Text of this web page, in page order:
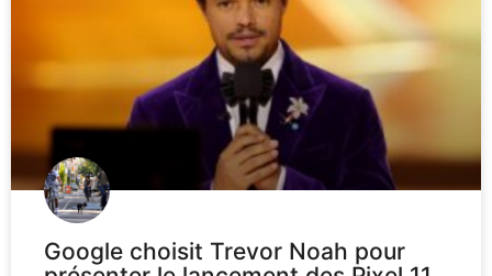
Google choisit Trevor Noah pour